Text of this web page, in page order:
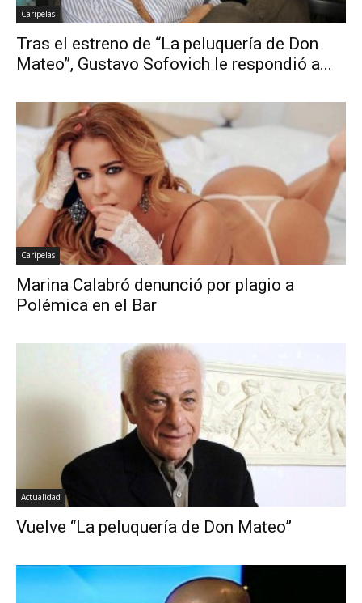
Caripelas
Tras el estreno de “La peluquería de Don
Mateo”, Gustavo Sofovich le respondió a...
Caripelas
Marina Calabró denunció por plagio a
Polémica en el Bar
Actualidad
Vuelve “La peluquería de Don Mateo”